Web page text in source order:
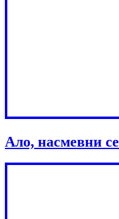
Ало, насмевни се